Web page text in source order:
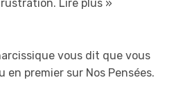
Lire plus »
vous dit que vous
en premier sur Nos Pensées.